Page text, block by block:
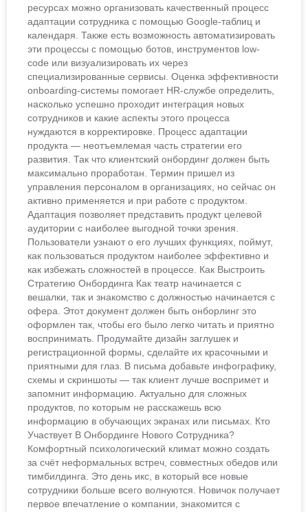
ресурсах можно организовать качественный процесс
адаптации сотрудника с помощью Google-таблиц и
календаря. Также есть возможность автоматизировать
эти процессы с помощью ботов, инструментов low-
code или визуализировать их через
специализированные сервисы. Оценка эффективности
onboarding-системы помогает HR-службе определить,
насколько успешно проходит интеграция новых
сотрудников и какие аспекты этого процесса
нуждаются в корректировке. Процесс адаптации
продукта — неотъемлемая часть стратегии его
развития. Так что клиентский онбординг должен быть
максимально проработан. Термин пришел из
управления персоналом в организациях, но сейчас он
активно применяется и при работе с продуктом.
Адаптация позволяет представить продукт целевой
аудитории с наиболее выгодной точки зрения.
Пользователи узнают о его лучших функциях, поймут,
как пользоваться продуктом наиболее эффективно и
как избежать сложностей в процессе. Как Выстроить
Стратегию Онбординга Как театр начинается с
вешалки, так и знакомство с должностью начинается с
офера. Этот документ должен быть онборлинг это
оформлен так, чтобы его было легко читать и приятно
воспринимать. Продумайте дизайн заглушек и
регистрационной формы, сделайте их красочными и
приятными для глаз. В письма добавьте инфографику,
схемы и скриншоты — так клиент лучше воспримет и
запомнит информацию. Актуально для сложных
продуктов, по которым не расскажешь всю
информацию в обучающих экранах или письмах. Кто
Участвует В Онбординге Нового Сотрудника?
Комфортный психологический климат можно создать
за счёт неформальных встреч, совместных обедов или
тимбилдинга. Это день икс, в который все новые
сотрудники больше всего волнуются. Новичок получает
первое впечатление о компании, знакомится с